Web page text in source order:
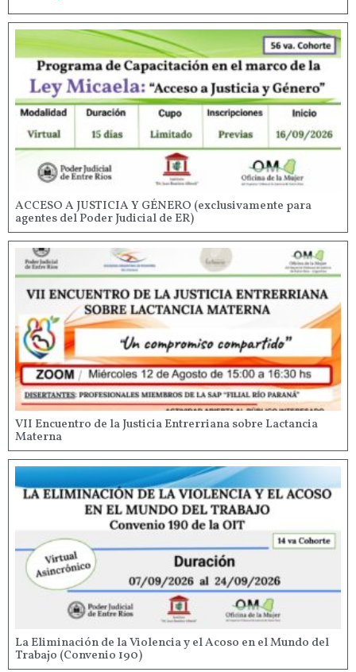
ACCESO A JUSTICIA Y GÉNERO (exclusivamente para
agentes del Poder Judicial de ER)
VII Encuentro de la Justicia Entrerriana sobre Lactancia
Materna
La Eliminación de la Violencia y el Acoso en el Mundo del
Trabajo (Convenio 190)